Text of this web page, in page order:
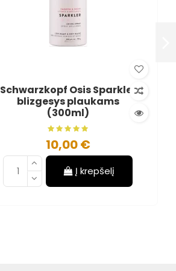
Schwarzkopf Osis Sparkler
blizgesys plaukams
(300ml)
10,00 €
Į krepšelį